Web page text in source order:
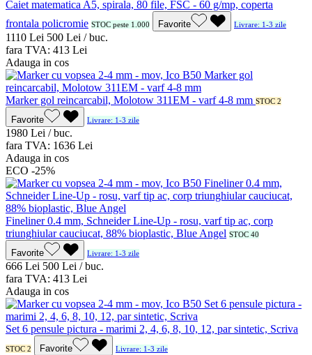
Caiet matematica A5, spirala, 80 file, FSC - 60 g/mp, coperta
frontala policromie STOC peste 1.000 Favorite Livrare: 1-3 zile
1110 Lei 500 Lei / buc.
fara TVA: 413 Lei
Adauga in cos
Marker gol reincarcabil, Molotow 311EM - varf 4-8 mm STOC 2
Favorite Livrare: 1-3 zile
1980 Lei / buc.
fara TVA: 1636 Lei
Adauga in cos
ECO -25%
Fineliner 0.4 mm, Schneider Line-Up - rosu, varf tip ac, corp
triunghiular cauciucat, 88% bioplastic, Blue Angel STOC 40
Favorite Livrare: 1-3 zile
666 Lei 500 Lei / buc.
fara TVA: 413 Lei
Adauga in cos
Set 6 pensule pictura - marimi 2, 4, 6, 8, 10, 12, par sintetic, Scriva
STOC 2 Favorite Livrare: 1-3 zile